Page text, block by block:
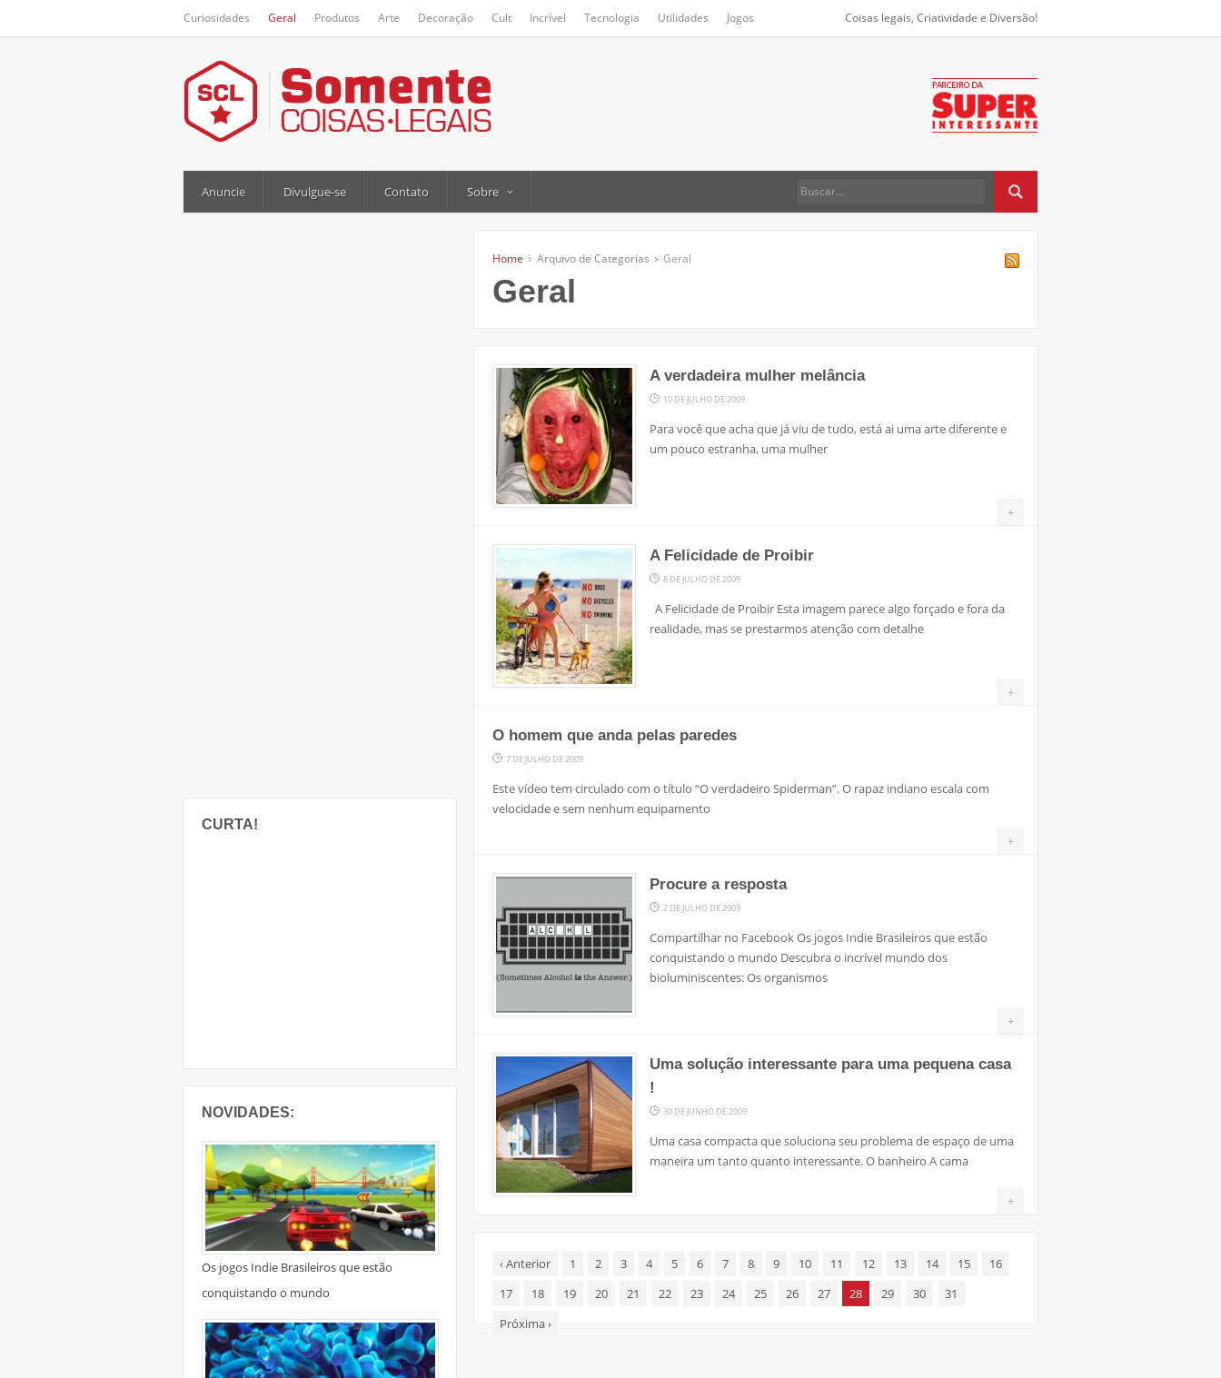
Curiosidades Geral Produtos Arte Decoração Cult Incrível Tecnologia Utilidades Jogos Coisas legais, Criatividade e Diversão!
Anuncie Divulgue-se Contato Sobre
CURTA!
NOVIDADES:
Os jogos Indie Brasileiros que estão
conquistando o mundo
Home Arquivo de Categorias Geral
Geral
A verdadeira mulher melância
10 DE JULHO DE 2009
Para você que acha que já viu de tudo, está ai uma arte diferente e
um pouco estranha, uma mulher
+
A Felicidade de Proibir
8 DE JULHO DE 2009
A Felicidade de Proibir Esta imagem parece algo forçado e fora da
realidade, mas se prestarmos atenção com detalhe
+
O homem que anda pelas paredes
7 DE JULHO DE 2009
Este vídeo tem circulado com o título “O verdadeiro Spiderman”. O rapaz indiano escala com
velocidade e sem nenhum equipamento
+
Procure a resposta
2 DE JULHO DE 2009
Compartilhar no Facebook Os jogos Indie Brasileiros que estão
conquistando o mundo Descubra o incrível mundo dos
bioluminiscentes: Os organismos
+
Uma solução interessante para uma pequena casa
!
30 DE JUNHO DE 2009
Uma casa compacta que soluciona seu problema de espaço de uma
maneira um tanto quanto interessante. O banheiro A cama
+
‹Anterior 1 2 3 4 5 6 7 8 9 10 11 12 13 14 15
16
17
18 19 20 21 22 23 24 25 26 27 28 29 30
31
Próxima›